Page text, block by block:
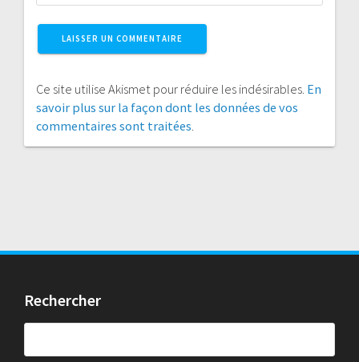
Ce site utilise Akismet pour réduire les indésirables. En
savoir plus sur la façon dont les données de vos
commentaires sont traitées
Rechercher